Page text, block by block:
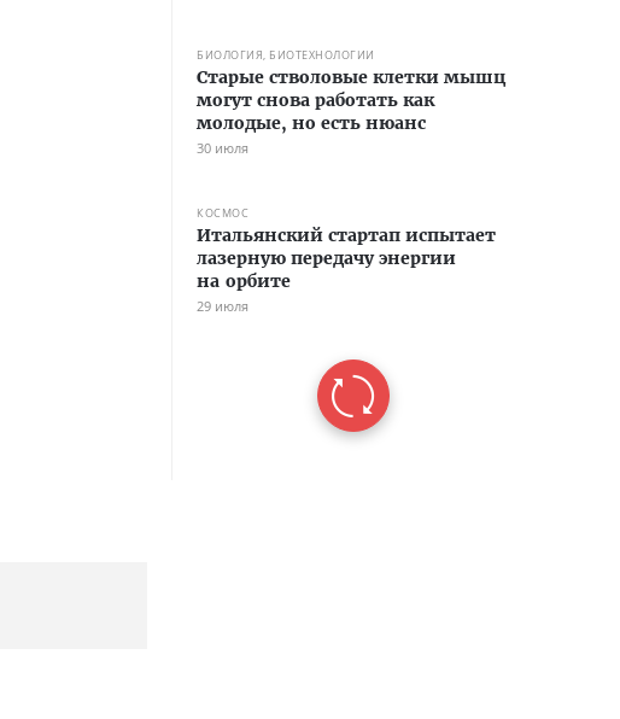
БИОЛОГИЯ, БИОТЕХНОЛОГИИ
Старые стволовые клетки мышц
могут снова работать как
молодые, но есть нюанс
30 июля
КОСМОС
Итальянский стартап испытает
лазерную передачу энергии
на орбите
29 июля